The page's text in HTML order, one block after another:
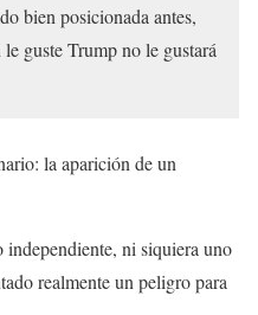
bien posicionada antes,
guste Trump no le gustará
la aparición de un
independiente, ni siquiera uno
realmente un peligro para